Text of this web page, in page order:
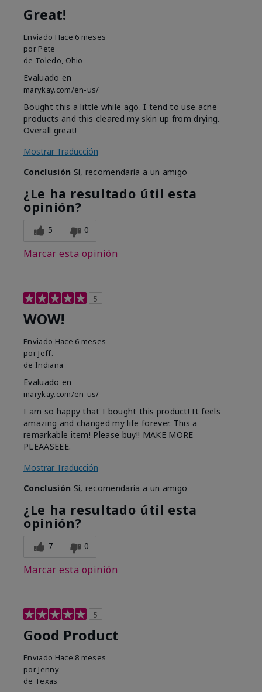
Great!
Enviado Hace 6 meses
por Pete
de Toledo, Ohio
Evaluado en
marykay.com/en-us/
Bought this a little while ago. I tend to use acne
products and this cleared my skin up from drying.
Overall great!
Mostrar Traducción
Conclusión Sí, recomendaría a un amigo
¿Le ha resultado útil esta
opinión?
5 0
Marcar esta opinión
5
WOW!
Enviado Hace 6 meses
por Jeff.
de Indiana
Evaluado en
marykay.com/en-us/
I am so happy that I bought this product! It feels
amazing and changed my life forever. This a
remarkable item! Please buy!! MAKE MORE
PLEAASEEE.
Mostrar Traducción
Conclusión Sí, recomendaría a un amigo
¿Le ha resultado útil esta
opinión?
7 0
Marcar esta opinión
5
Good Product
Enviado Hace 8 meses
por Jenny
de Texas